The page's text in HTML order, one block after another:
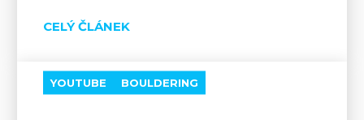
CELÝ ČLÁNEK
YOUTUBE BOULDERING